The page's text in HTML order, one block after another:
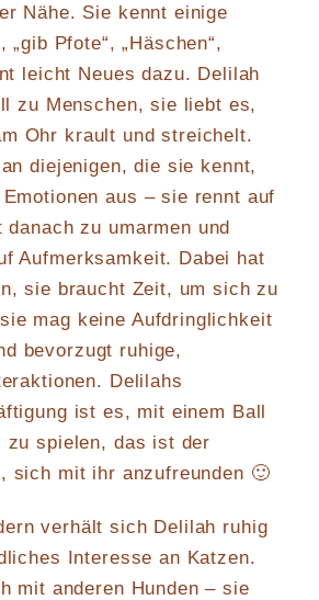
Nähe. Sie kennt einige
„gib Pfote“, „Häschen“,
leicht Neues dazu. Delilah
zu Menschen, sie liebt es,
Ohr krault und streichelt.
diejenigen, die sie kennt,
aus – sie rennt auf
zu umarmen und
Aufmerksamkeit. Dabei hat
sie braucht Zeit, um sich zu
mag keine Aufdringlichkeit
bevorzugt ruhige,
Delilahs
ist es, mit einem Ball
zu spielen, das ist der
sich mit ihr anzufreunden 🙂
verhält sich Delilah ruhig
Interesse an Katzen.
mit anderen Hunden – sie